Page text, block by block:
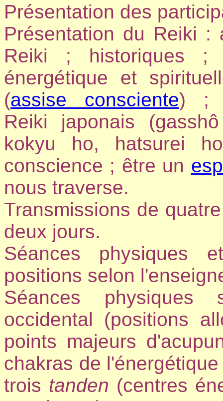
Présentation des
Présentation du Reiki :
Reiki ; historiques
énergétique et
(assise consciente) ;
Reiki japonais
kokyu ho, hatsurei
conscience ; être un
nous traverse.
Transmissions de
deux jours.
Séances physiques
positions selon
Séances
occidental (positions
points majeurs
chakras de
trois tanden (centres